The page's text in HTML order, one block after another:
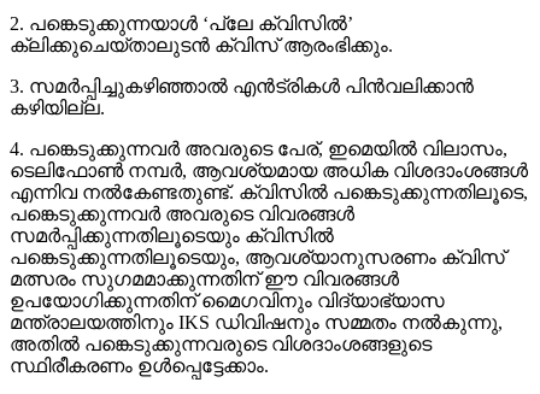
2. പങ്കെടുക്കുന്നയാൾ ‘പ്ലേ ക്വിസിൽ’
ക്ലിക്കുചെയ്താലുടൻ ക്വിസ് ആരംഭിക്കും.
3. സമർപ്പിച്ചുകഴിഞ്ഞാൽ എൻട്രികൾ പിൻവലിക്കാൻ
കഴിയില്ല.
4. പങ്കെടുക്കുന്നവർ അവരുടെ പേര്, ഇമെയിൽ വിലാസം,
ടെലിഫോൺ നമ്പർ, ആവശ്യമായ അധിക വിശദാംശങ്ങൾ
എന്നിവ നൽകേണ്ടതുണ്ട്. ക്വിസിൽ പങ്കെടുക്കുന്നതിലൂടെ,
പങ്കെടുക്കുന്നവർ അവരുടെ വിവരങ്ങൾ
സമർപ്പിക്കുന്നതിലൂടെയും ക്വിസിൽ
പങ്കെടുക്കുന്നതിലൂടെയും, ആവശ്യാനുസരണം ക്വിസ്
മത്സരം സുഗമമാക്കുന്നതിന് ഈ വിവരങ്ങൾ
ഉപയോഗിക്കുന്നതിന് മൈഗവിനും വിദ്യാഭ്യാസ
മന്ത്രാലയത്തിനും IKS ഡിവിഷനും സമ്മതം നൽകുന്നു,
അതിൽ പങ്കെടുക്കുന്നവരുടെ വിശദാംശങ്ങളുടെ
സ്ഥിരീകരണം ഉൾപ്പെട്ടേക്കാം.